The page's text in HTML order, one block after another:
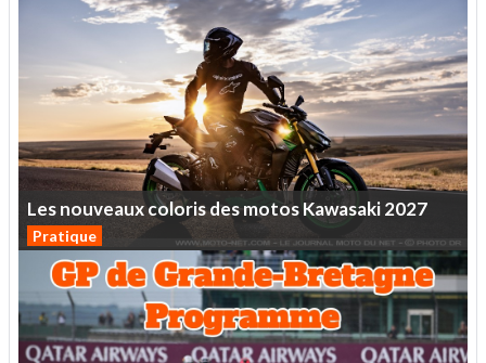
LesnouveauxcolorisdesmotosKawasaki2027
Pratique